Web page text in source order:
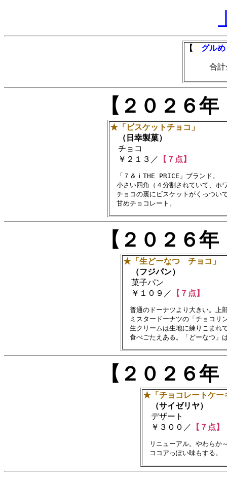
【 グル
合計金
【２０２６
★「ビスケットチョコ」
（日幸製菓）
チョコ
￥２１３／
【７点】
「７＆ｉTHE PRICE」ブランド。
小さい四角（４分割されていて、ホ
チョコの裏にビスケットがくっつい
【２０２６
★「生どーなつ チョコ」
（フジパン）
菓子パン
￥１０９／
【７点】
普通のドーナツより大きい。上
ミスタードーナツの「チョコリ
生クリームは生地に練りこまれ
【２０２６
★「チョコレートケー
（サイゼリヤ）
デザート
￥３００／
【７点】
リニューアル。やわらか